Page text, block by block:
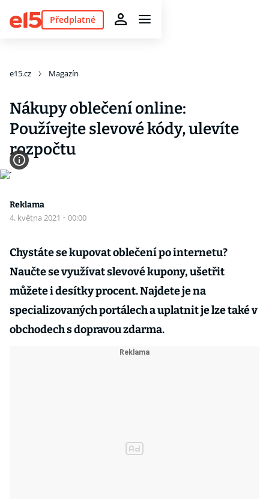
Předplatné
e15.cz Magazín
Nákupy oblečení online:
Používejte slevové kódy, ulevíte
rozpočtu
Reklama
4. května 2021 · 00:00
Chystáte se kupovat oblečení po internetu?
Naučte se využívat slevové kupony, ušetřit
můžete i desítky procent. Najdete je na
specializovaných portálech a uplatnit je lze také v
obchodech s dopravou zdarma.